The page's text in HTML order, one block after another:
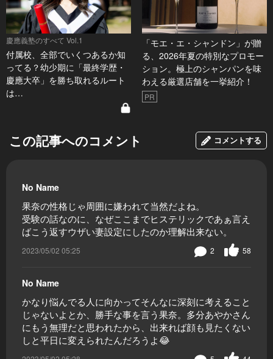
慶應義塾のすべて Vol.1
付属校、全部でいくつあるか知
ってる？幼少期に「最終学歴・
慶應大卒」を勝ち取れるルート
は…
「モエ・エ・シャンドン」が贈
る、2026年夏の特別なプロモー
ション。極上のシャンパンを味
わえる厳選店舗を一挙紹介！
PR
この記事へのコメント コメントする
No Name
果奈の性格じゃ周囲に嫌われて当然だよね。
受験の話なのに、なぜここまでヒステリックであぁ言え
ばこう返すウザい妻設定にしたのか理解出来ない。
2023/05/02 05:25 58
2
No Name
かなり悩んでる人に向かってそんなに深刻に考えること
じゃないよとか、勝手な事を言う果奈。多分あやかさん
にもう無理だと思われたから、出来れば顔も見たくない
しと平日に変えられたんだろうよ😂